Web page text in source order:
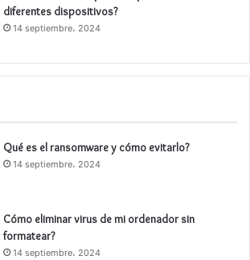
diferentes dispositivos?
14 septiembre، 2024
Qué es el ransomware y cómo evitarlo?
14 septiembre، 2024
Cómo eliminar virus de mi ordenador sin
formatear?
14 septiembre، 2024